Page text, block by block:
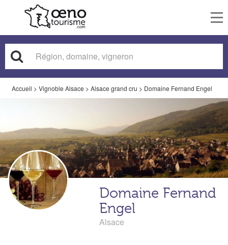
Accueil > Vignoble Alsace > Alsace grand cru > Domaine Fernand Engel
Domaine Fernand
Engel
Alsace